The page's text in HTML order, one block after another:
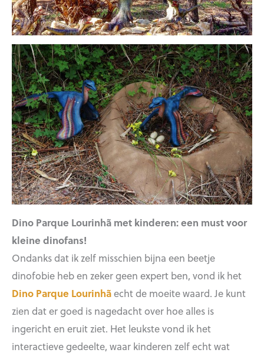
Dino Parque Lourinhã met kinderen: een must voor
kleine dinofans!
Ondanks dat ik zelf misschien bijna een beetje
dinofobie heb en zeker geen expert ben, vond ik het
Dino Parque Lourinhãecht de moeite waard. Je kunt
zien dat er goed is nagedacht over hoe alles is
ingericht en eruit ziet. Het leukste vond ik het
interactieve gedeelte, waar kinderen zelf echt wat